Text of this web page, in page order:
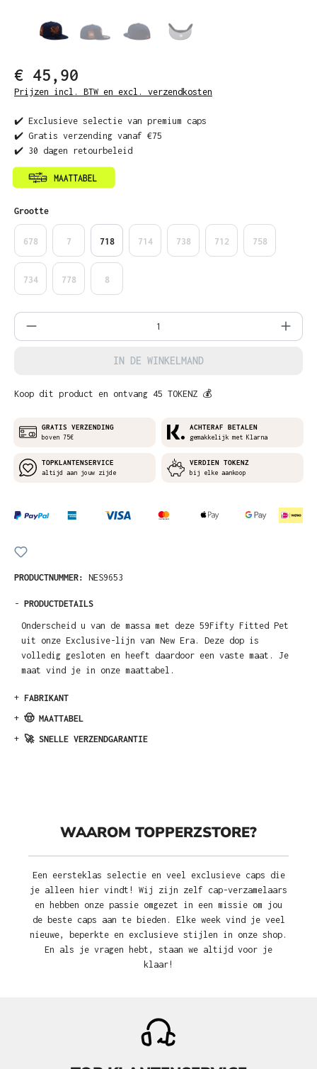
€ 45,90
Prijzen incl. BTW en excl. verzendkosten
✔️ Exclusieve selectie van premium caps
✔️ Gratis verzending vanaf €75
✔️ 30 dagen retourbeleid
Selecteer
Grootte
678 7 718 714 738 712 758
734 778 8
Producthoeveelheid: Voer de gewenste
IN DE WINKELMAND
Koop dit product en ontvang 45 TOKENZ 💰
GRATIS VERZENDING
boven 75€
ACHTERAF BETALEN
gemakkelijk met Klarna
TOPKLANTENSERVICE
altijd aan jouw zijde
VERDIEN TOKENZ
bij elke aankoop
PRODUCTNUMMER: NES9653
- PRODUCTDETAILS
Onderscheid u van de massa met deze 59Fifty Fitted Pet
uit onze Exclusive-lijn van New Era. Deze dop is
volledig gesloten en heeft daardoor een vaste maat. Je
maat vind je in onze maattabel.
+ FABRIKANT
+ 🤠 MAATTABEL
+ 🚀 SNELLE VERZENDGARANTIE
WAAROM TOPPERZSTORE?
Een eersteklas selectie en veel exclusieve caps die
je alleen hier vindt! Wij zijn zelf cap-verzamelaars
en hebben onze passie omgezet in een missie om jou
de beste caps aan te bieden. Elke week vind je veel
nieuwe, beperkte en exclusieve stijlen in onze shop.
En als je vragen hebt, staan we altijd voor je
klaar!